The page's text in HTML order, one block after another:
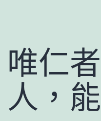
唯仁
人，